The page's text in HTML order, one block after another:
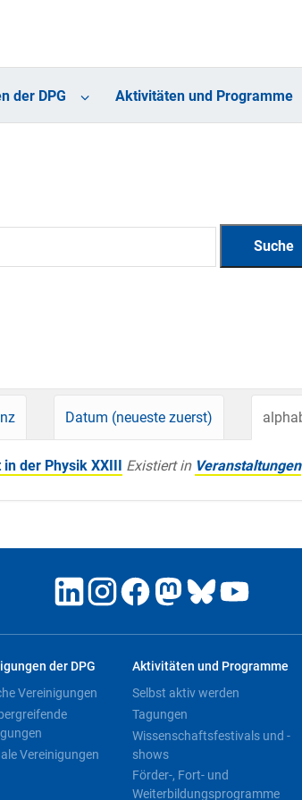
der DPG Aktivitäten und Programme
Datum (neueste zuerst)
der Physik XXIII Existiert in Veranstaltungen
der DPG
Vereinigungen
Vereinigungen
Aktivitäten und Programme
Selbst aktiv werden
Tagungen
Wissenschaftsfestivals und -
shows
Förder-, Fort- und
Weiterbildungsprogramme